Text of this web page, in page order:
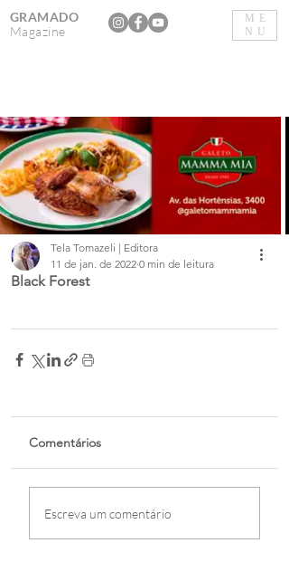
ME
NU
GRAMADO
Magazine
Black Forest
Tela Tomazeli | Editora
11 de jan. de 2022 0 min de leitura
Comentários
Escreva um comentário